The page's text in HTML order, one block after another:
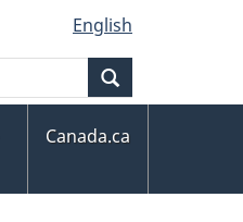
English
Canada.ca